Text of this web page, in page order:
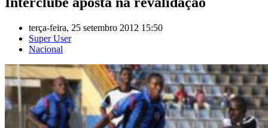
terça-feira, 25 setembro 2012 15:50
Super User
Nacional